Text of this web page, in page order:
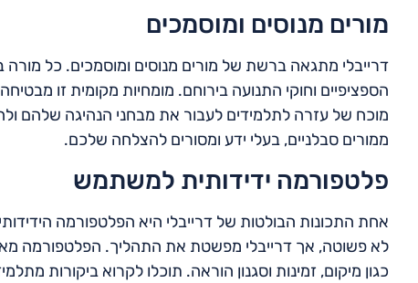
מורים מנוסים ומוסמכים
דרייבלי מתגאה ברשת של מורים מנוסים ומוסמכים. כל
הספציפיים וחוקי התנועה בירוחם. מומחיות מקומית זו
מוכח של עזרה לתלמידים לעבור את מבחני הנהיגה שלהם
ממורים סבלניים, בעלי ידע ומסורים להצלחה שלכם.
פלטפורמה ידידותית למשתמש
אחת התכונות הבולטות של דרייבלי היא הפלטפורמה
לא פשוטה, אך דרייבלי מפשטת את התהליך. הפלטפורמה
כגון מיקום, זמינות וסגנון הוראה. תוכלו לקרוא ביקורות